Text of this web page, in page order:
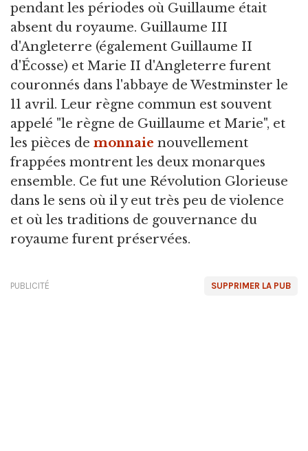
pendant les périodes où Guillaume était
absent du royaume. Guillaume III
d'Angleterre (également Guillaume II
d'Écosse) et Marie II d'Angleterre furent
couronnés dans l'abbaye de Westminster le
11 avril. Leur règne commun est souvent
appelé "le règne de Guillaume et Marie", et
les pièces de monnaie nouvellement
frappées montrent les deux monarques
ensemble. Ce fut une Révolution Glorieuse
dans le sens où il y eut très peu de violence
et où les traditions de gouvernance du
royaume furent préservées.
SUPPRIMER LA PUB
PUBLICITÉ